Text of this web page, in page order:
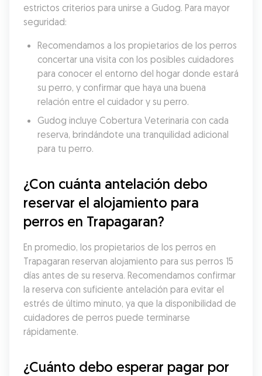
estrictos criterios para unirse a Gudog. Para mayor
seguridad:
Recomendamos a los propietarios de los perros
concertar una visita con los posibles cuidadores
para conocer el entorno del hogar donde estará
su perro, y confirmar que haya una buena
relación entre el cuidador y su perro.
Gudog incluye Cobertura Veterinaria con cada
reserva, brindándote una tranquilidad adicional
para tu perro.
¿Con cuánta antelación debo
reservar el alojamiento para
perros en Trapagaran?
En promedio, los propietarios de los perros en
Trapagaran reservan alojamiento para sus perros 15
días antes de su reserva. Recomendamos confirmar
la reserva con suficiente antelación para evitar el
estrés de último minuto, ya que la disponibilidad de
cuidadores de perros puede terminarse
rápidamente.
¿Cuánto debo esperar pagar por